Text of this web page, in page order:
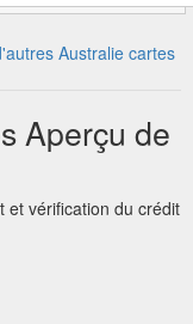
Australie cartes
Aperçu de
et vérification du crédit